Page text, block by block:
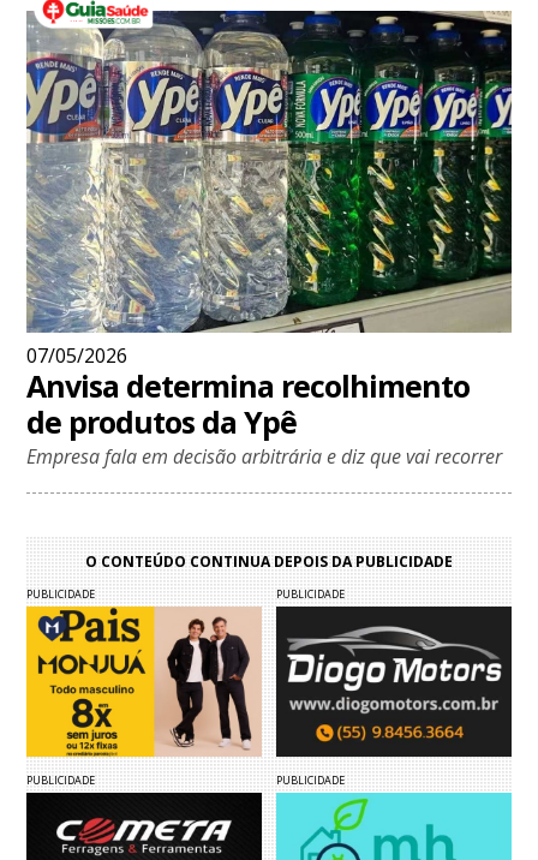
07/05/2026
Anvisa determina recolhimento
de produtos da Ypê
Empresa fala em decisão arbitrária e diz que vai recorrer
O CONTEÚDO CONTINUA DEPOIS DA PUBLICIDADE
PUBLICIDADE PUBLICIDADE
PUBLICIDADE PUBLICIDADE